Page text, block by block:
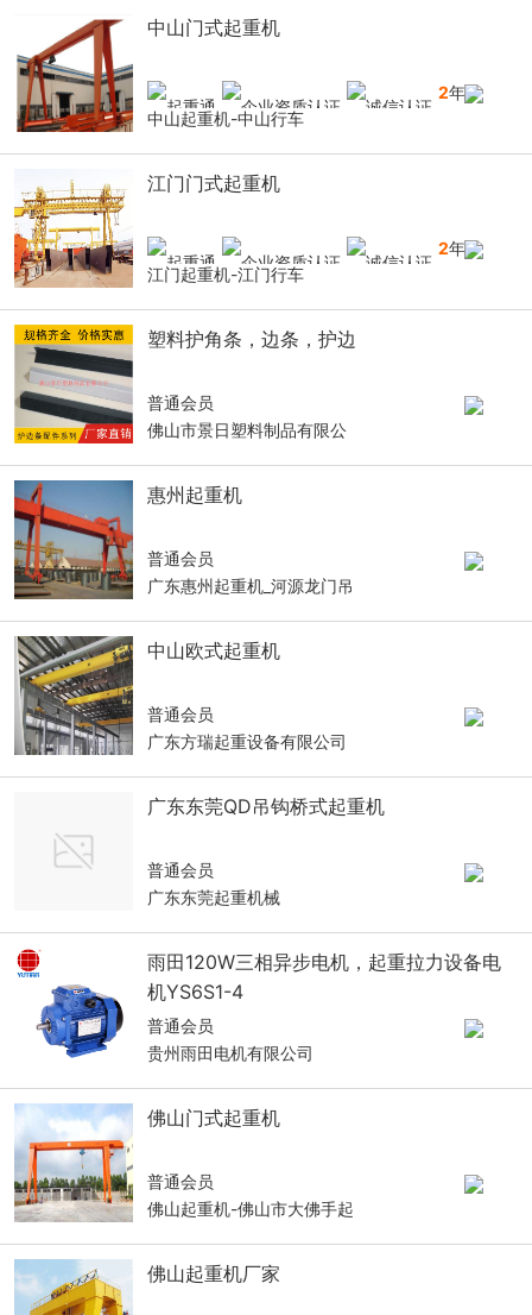
中山门式起重机
2年
中山起重机-中山行车
江门门式起重机
2年
江门起重机-江门行车
塑料护角条，边条，护边
普通会员
佛山市景日塑料制品有限公
惠州起重机
普通会员
广东惠州起重机_河源龙门吊
中山欧式起重机
普通会员
广东方瑞起重设备有限公司
广东东莞QD吊钩桥式起重机
普通会员
广东东莞起重机械
雨田120W三相异步电机，起重拉力设备电
机YS6S1-4
普通会员
贵州雨田电机有限公司
佛山门式起重机
普通会员
佛山起重机-佛山市大佛手起
佛山起重机厂家